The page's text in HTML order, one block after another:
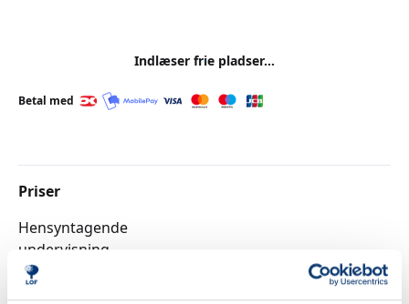
Indlæser frie pladser...
Betal med
Priser
Hensyntagende
undervisning
DKK 880,00